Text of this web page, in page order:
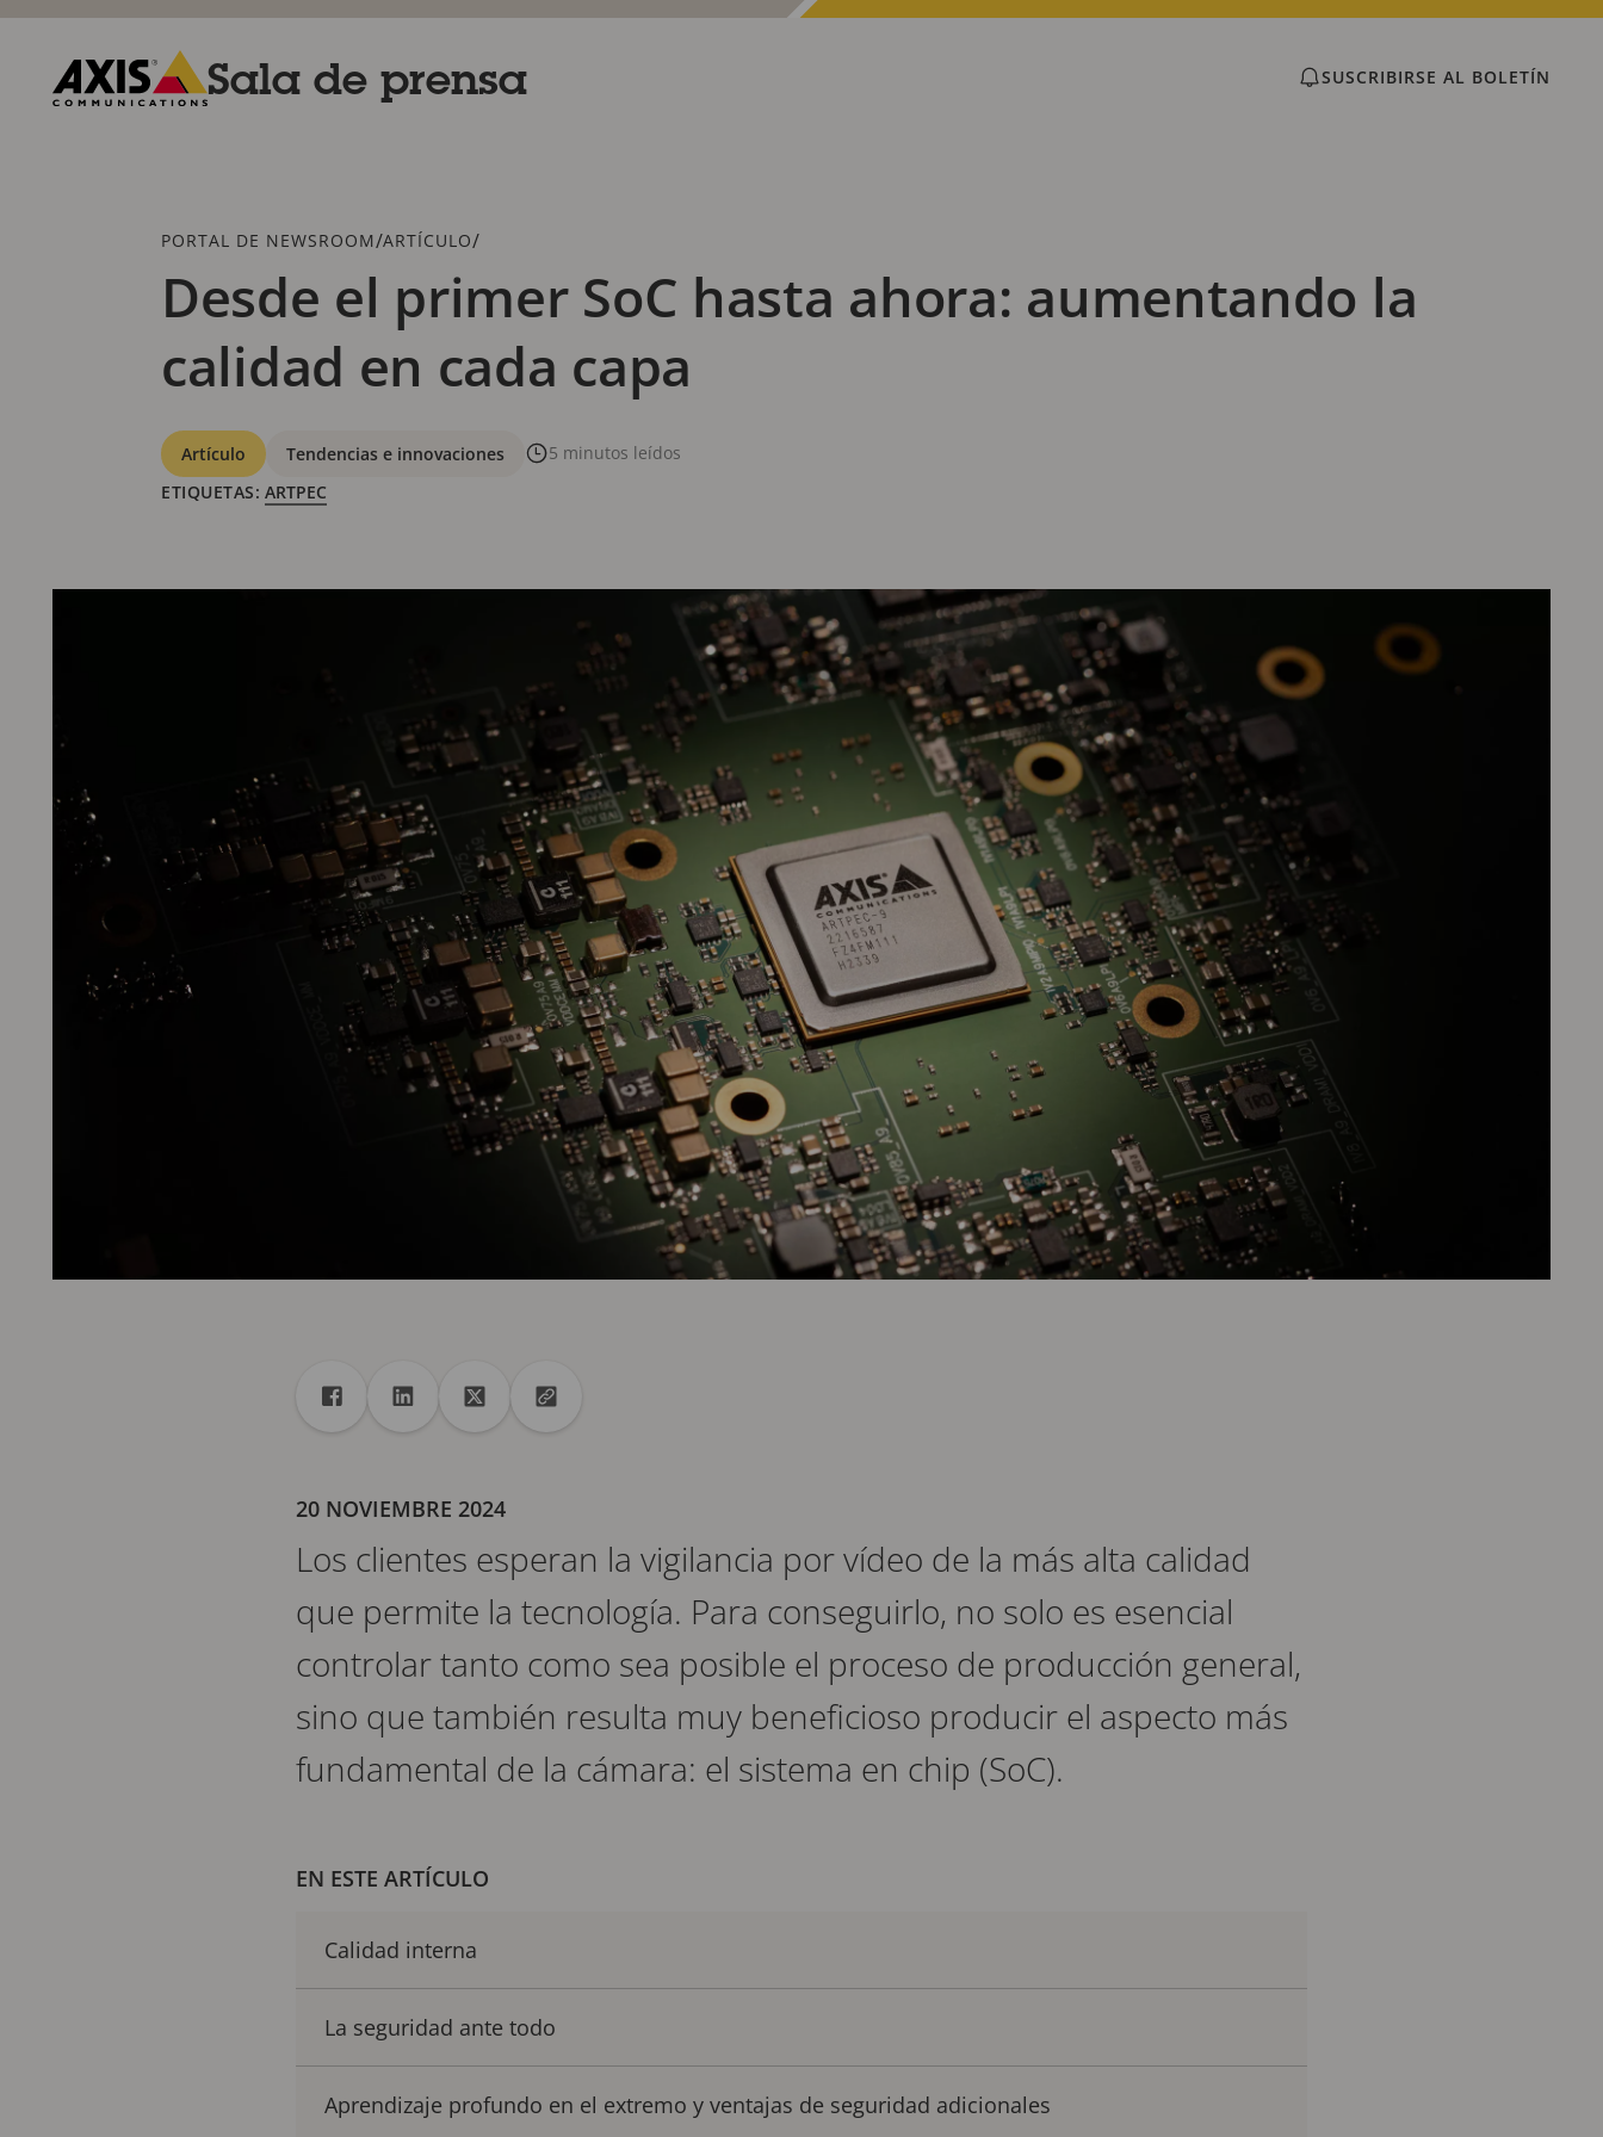
Saltar
contenido
principal
Sala de prensa SUSCRIBIRSE AL BOLETÍN
Breadcrumb
PORTAL DE NEWSROOM/ARTÍCULO/
Desde el primer SoC hasta ahora: aumentando la
calidad en cada capa
Categorías
Artículo Tendencias e innovaciones
5 minutos leídos
ETIQUETAS: ARTPEC
Recurso compartido
Compartir en Facebook
Compartir en Linkedin
Compartir en XCopiar la url en el portapapeles
20 NOVIEMBRE 2024
Los clientes esperan la vigilancia por vídeo de la más alta calidad
que permite la tecnología. Para conseguirlo, no solo es esencial
controlar tanto como sea posible el proceso de producción general,
sino que también resulta muy beneficioso producir el aspecto más
fundamental de la cámara: el sistema en chip (SoC).
EN ESTE ARTÍCULO
Calidad interna
La seguridad ante todo
Aprendizaje profundo en el extremo y ventajas de seguridad adicionales